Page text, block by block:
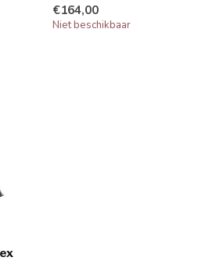
€164,00
Niet beschikbaar